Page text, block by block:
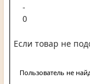
-
0
Если товар не
Пользователь не